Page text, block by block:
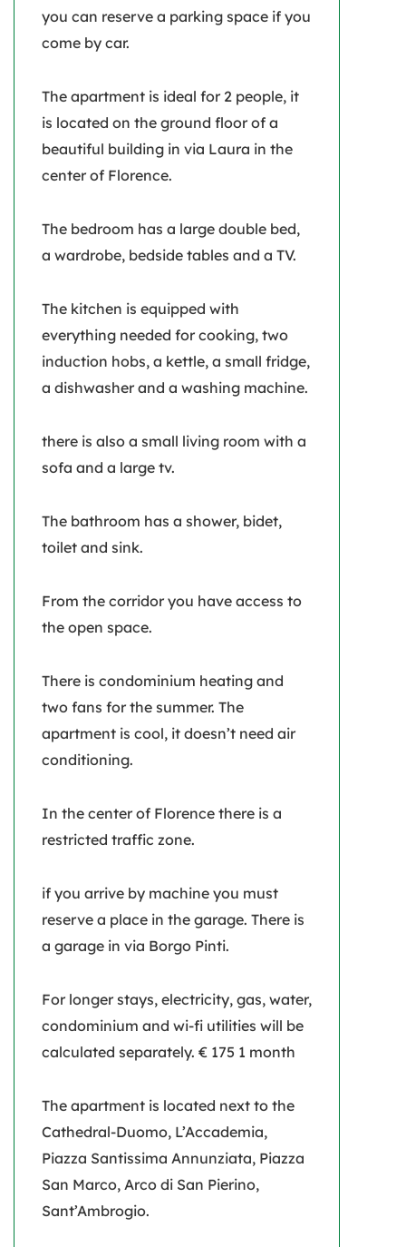
you can reserve a parking space if you
come by car.
The apartment is ideal for 2 people, it
is located on the ground floor of a
beautiful building in via Laura in the
center of Florence.
The bedroom has a large double bed,
a wardrobe, bedside tables and a TV.
The kitchen is equipped with
everything needed for cooking, two
induction hobs, a kettle, a small fridge,
a dishwasher and a washing machine.
there is also a small living room with a
sofa and a large tv.
The bathroom has a shower, bidet,
toilet and sink.
From the corridor you have access to
the open space.
There is condominium heating and
two fans for the summer. The
apartment is cool, it doesn’t need air
conditioning.
In the center of Florence there is a
restricted traffic zone.
if you arrive by machine you must
reserve a place in the garage. There is
a garage in via Borgo Pinti.
For longer stays, electricity, gas, water,
condominium and wi-fi utilities will be
calculated separately. € 175 1 month
The apartment is located next to the
Cathedral-Duomo, L’Accademia,
Piazza Santissima Annunziata, Piazza
San Marco, Arco di San Pierino,
Sant’Ambrogio.